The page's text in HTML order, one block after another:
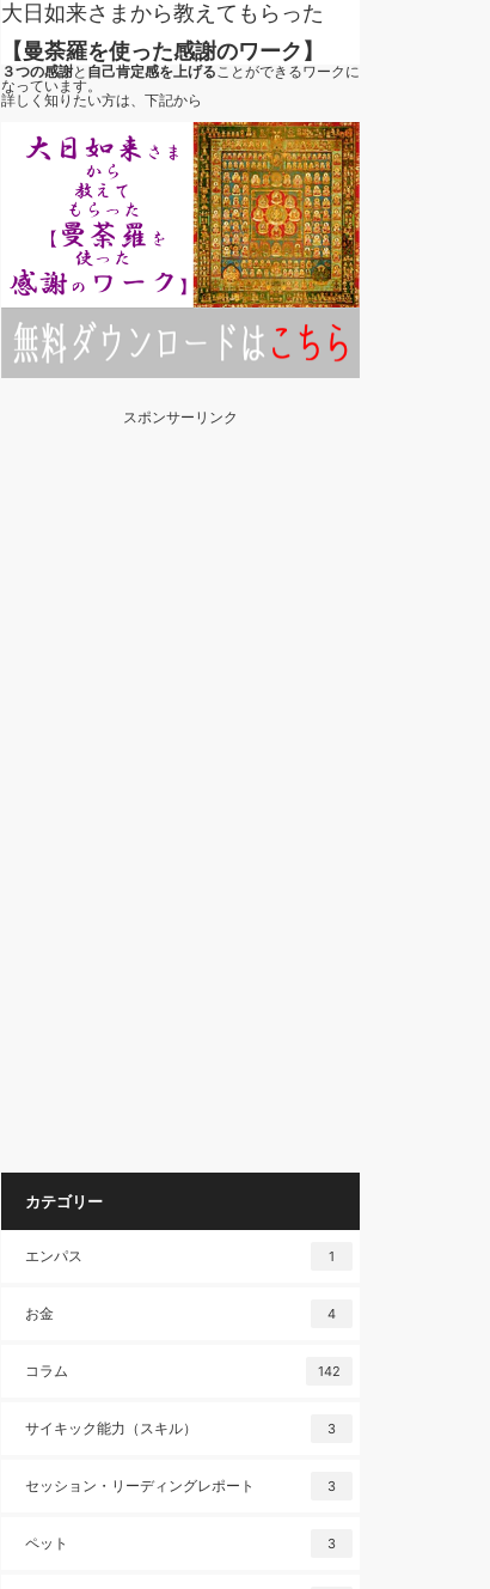
大日如来さまから教えてもらった
【曼荼羅を使った感謝のワーク】
３つの感謝と 自己肯定感を上げることができるワークに
なっています。
詳しく知りたい方は、下記から
スポンサーリンク
カテゴリー
エンパス 1
お金 4
コラム 142
サイキック能力（スキル） 3
セッション・リーディングレポート 3
ペット 3